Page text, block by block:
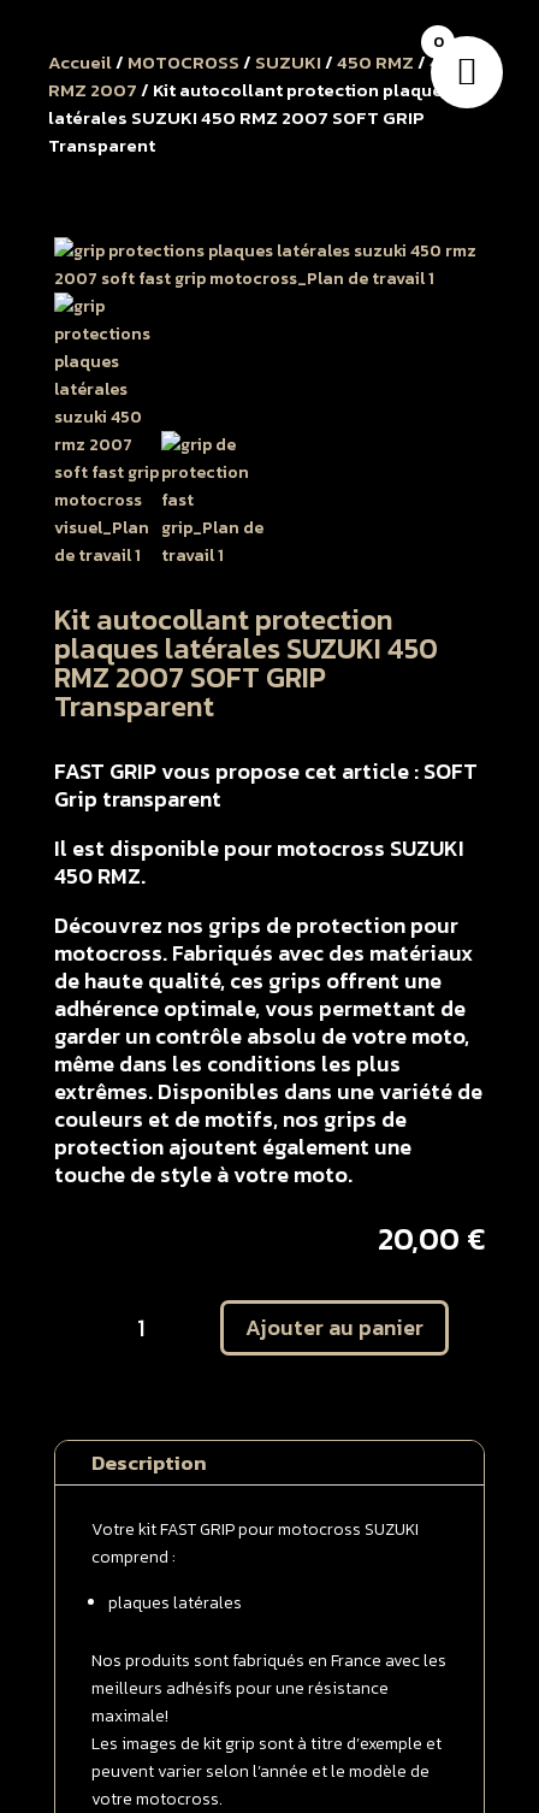
Accueil/ MOTOCROSS/ SUZUKI/450 RMZ/450
RMZ 2007/ Kit autocollant protection plaques
latérales SUZUKI 450 RMZ 2007 SOFT GRIP
Transparent
Kit autocollant protection
plaques latérales SUZUKI 450
RMZ 2007 SOFT GRIP
Transparent
FAST GRIP vous propose cet article : SOFT
Grip transparent
Il est disponible pour motocross SUZUKI
450 RMZ.
Découvrez nos grips de protection pour
motocross. Fabriqués avec des matériaux
de haute qualité, ces grips offrent une
adhérence optimale, vous permettant de
garder un contrôle absolu de votre moto,
même dans les conditions les plus
extrêmes. Disponibles dans une variété de
couleurs et de motifs, nos grips de
protection ajoutent également une
touche de style à votre moto.
20,00 €
plaques
latérales
450
RMZ
SOFT
Transparent
Ajouter au panier
Description
Votre kit FAST GRIP pour motocross SUZUKI
comprend :
plaques latérales
Nos produits sont fabriqués en France avec les
meilleurs adhésifs pour une résistance
maximale!
Les images de kit grip sont à titre d’exemple et
peuvent varier selon l’année et le modèle de
votre motocross.
0